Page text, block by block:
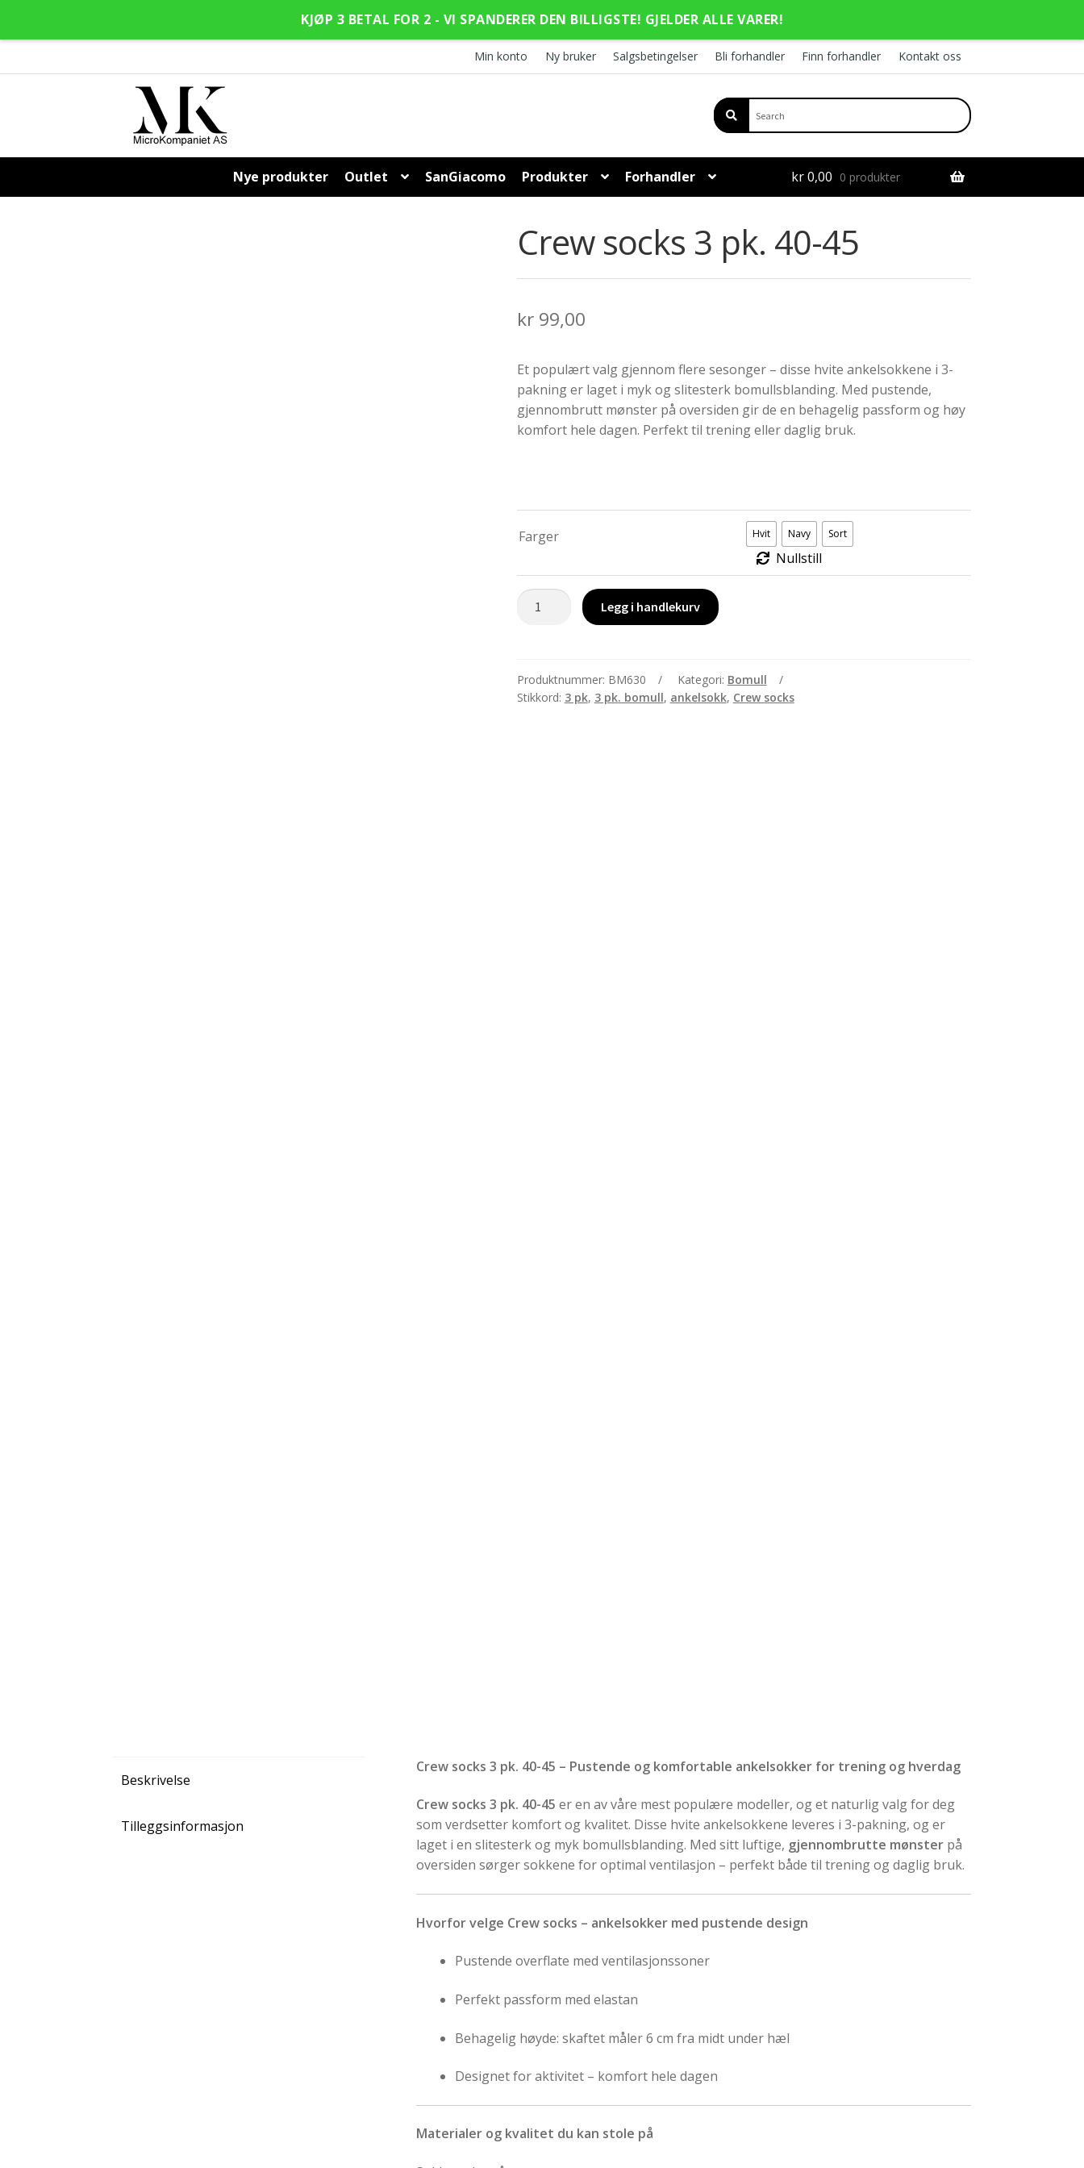
KJØP 3 BETAL FOR 2 - VI SPANDERER DEN BILLIGSTE! GJELDER ALLE VARER!
Min konto Ny bruker Salgsbetingelser Bli forhandler Finn forhandler Kontakt oss
Hopp
Hopp
Nye produkter Outlet SanGiacomo Produkter Forhandler kr0,00 0 produkter
Crew socks 3 pk. 40-45
kr99,00
Et populært valg gjennom flere sesonger – disse hvite ankelsokkene i 3-
pakning er laget i myk og slitesterk bomullsblanding. Med pustende,
gjennombrutt mønster på oversiden gir de en behagelig passform og høy
komfort hele dagen. Perfekt til trening eller daglig bruk.
Farger Hvit Navy Sort
Nullstill
Crew
40-
45
Legg i handlekurv
Produktnummer: BM630 Kategori: Bomull
Stikkord: 3 pk, 3 pk. bomull, ankelsokk, Crew socks
Beskrivelse
Tilleggsinformasjon
Crew socks 3 pk. 40-45 – Pustende og komfortable ankelsokker for trening og hverdag
Crew socks 3 pk. 40-45 er en av våre mest populære modeller, og et naturlig valg for deg
som verdsetter komfort og kvalitet. Disse hvite ankelsokkene leveres i 3-pakning, og er
laget i en slitesterk og myk bomullsblanding. Med sitt luftige, gjennombrutte mønsterpå
oversiden sørger sokkene for optimal ventilasjon – perfekt både til trening og daglig bruk.
Hvorfor velge Crew socks – ankelsokker med pustende design
Pustende overflate med ventilasjonssoner
Perfekt passform med elastan
Behagelig høyde: skaftet måler 6 cm fra midt under hæl
Designet for aktivitet – komfort hele dagen
Materialer og kvalitet du kan stole på